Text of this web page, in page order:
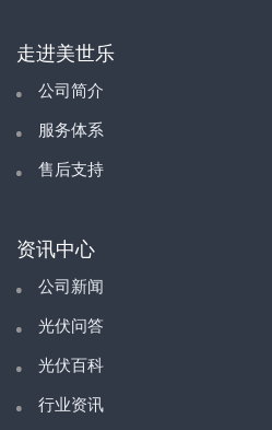
走进美世乐
公司简介
服务体系
售后支持
资讯中心
公司新闻
光伏问答
光伏百科
行业资讯